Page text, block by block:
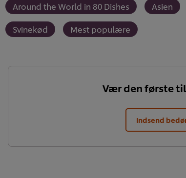
Around the World in 80 Dishes Asien
Svinekød Mest populære
Vær den første
Indsend